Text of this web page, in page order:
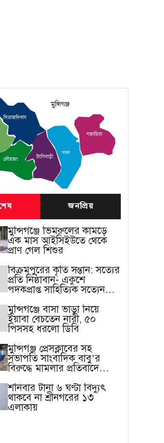
সিরাজদিখান
টংগিবাড়ী
সদর
গজারিয়া
লৌহজং
মুন্সিগঞ্জ
জনপ্রিয়
মুন্সিগঞ্জে ভিমরুলের কামড়ে
এক মাস আইসিইউতে থেকে
প্রাণ গেল শিশুর
বিক্রমপুরের কৃতি সন্তান: সত্যের
প্রতি নিষ্ঠাবান- একুশে
পদকপ্রাপ্ত সাহিত্যিক সত্যেন
মুন্সিগঞ্জে বাসা ভাড়া নিয়ে
ইয়াবা বেচতেন নারী, ৫০
পিসসহ ধরলো ডিবি
মুন্সিগঞ্জ প্রেসক্লাবের সহ
সভাপতি সাংবাদিক বাবু’র
বিরুদ্ধে মামলার প্রতিবাদে
শনিবার টানা ৬ ঘণ্টা বিদ্যুৎ
থাকবে না শ্রীনগরের ১৩
এলাকায়